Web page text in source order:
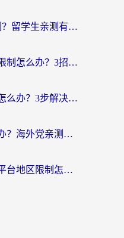
在国外怎么看bilibili番剧？留学生亲测有效的地域限制突破指南（附酷我酷狗音乐解决方法）
在越南用搜狐视频地区限制怎么办？3招解决海外看国内剧难题（附西瓜视频CCTV观看技巧）
皮皮影视在老挝用不了怎么办？3步解决海外看国内影视&财经的痛点
香港酷我地区限制怎么办？海外党亲测有效的回国加速方案来了
在美国用国家政务服务平台地区限制怎么办？海外华人必备的突破攻略（附追剧看片技巧）